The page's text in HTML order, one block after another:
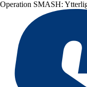
Operation SMASH: